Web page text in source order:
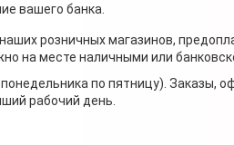
вашего банка.
розничных магазинов,
на месте наличными или
по пятницу). Заказы,
рабочий день.